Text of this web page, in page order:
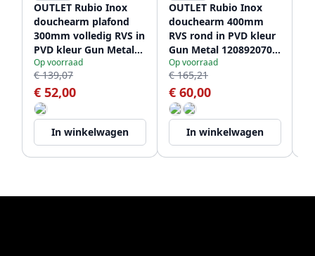
OUTLET Rubio Inox
douchearm plafond
300mm volledig RVS in
PVD kleur Gun Metal
1208920703 Laatste
Product
Op voorraad
€ 139,07
€ 52,00
In winkelwagen
OUTLET Rubio Inox
douchearm 400mm
RVS rond in PVD kleur
Gun Metal 1208920704
Laaste Product
Op voorraad
€ 165,21
€ 60,00
In winkelwagen